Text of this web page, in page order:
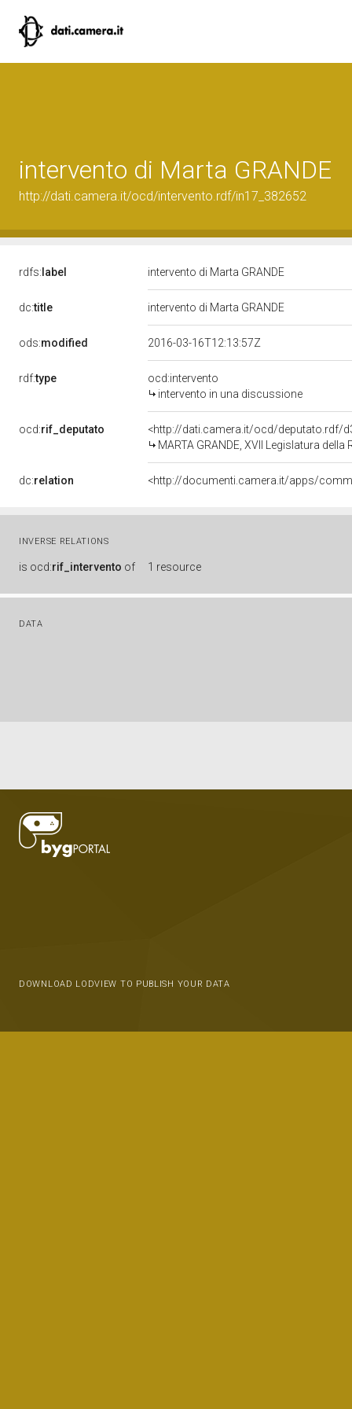
intervento di Marta GRANDE
http://dati.camera.it/ocd/intervento.rdf/in17_382652
rdfs: label intervento di Marta GRANDE
dc:title intervento di Marta GRANDE
ods:modified 2016-03-16T12:13:57Z
rdf:type
ocd:intervento
intervento in una discussione
ocd:rif_deputato
<http://dati.camera.it/ocd/deputato.rdf/
MARTA GRANDE, XVII Legislatura della
dc:relation
INVERSE RELATIONS
is ocd:rif_intervento of 1 resource
DATA
DOWNLOAD LODVIEW TO PUBLISH YOUR DATA